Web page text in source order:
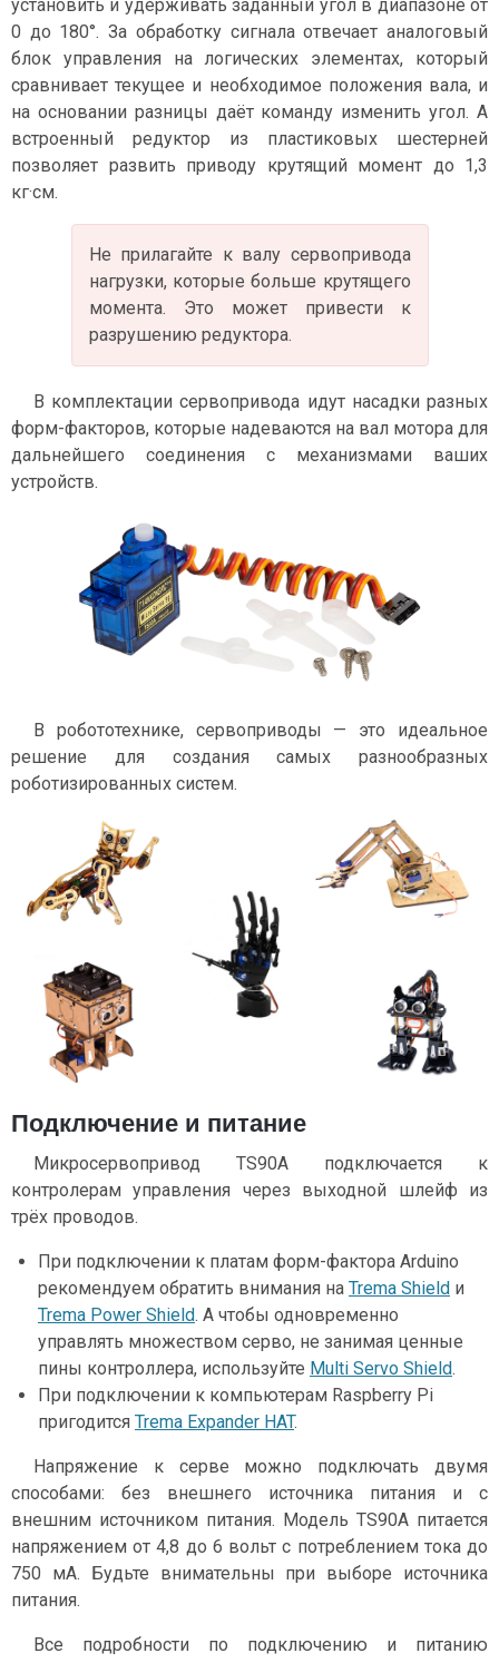
установить и удерживать заданный угол в диапазоне от
0 до 180°. За обработку сигнала отвечает аналоговый
блок управления на логических элементах, который
сравнивает текущее и необходимое положения вала, и
на основании разницы даёт команду изменить угол. А
встроенный редуктор из пластиковых шестерней
позволяет развить приводу крутящий момент до 1,3
кг·см.
Не прилагайте к валу сервопривода
нагрузки, которые больше крутящего
момента. Это может привести к
разрушению редуктора.
В комплектации сервопривода идут насадки разных
форм-факторов, которые надеваются на вал мотора для
дальнейшего соединения с механизмами ваших
устройств.
В робототехнике, сервоприводы — это идеальное
решение для создания самых разнообразных
роботизированных систем.
Подключение и питание
Микросервопривод TS90A подключается к
контролерам управления через выходной шлейф из
трёх проводов.
При подключении к платам форм-фактора Arduino
рекомендуем обратить внимания на Trema Shield и
Trema Power Shield. А чтобы одновременно
управлять множеством серво, не занимая ценные
пины контроллера, используйте Multi Servo Shield.
При подключении к компьютерам Raspberry Pi
пригодится Trema Expander HAT.
Напряжение к серве можно подключать двумя
способами: без внешнего источника питания и с
внешним источником питания. Модель TS90A питается
напряжением от 4,8 до 6 вольт с потреблением тока до
750 мА. Будьте внимательны при выборе источника
питания.
Все подробности по подключению и питанию